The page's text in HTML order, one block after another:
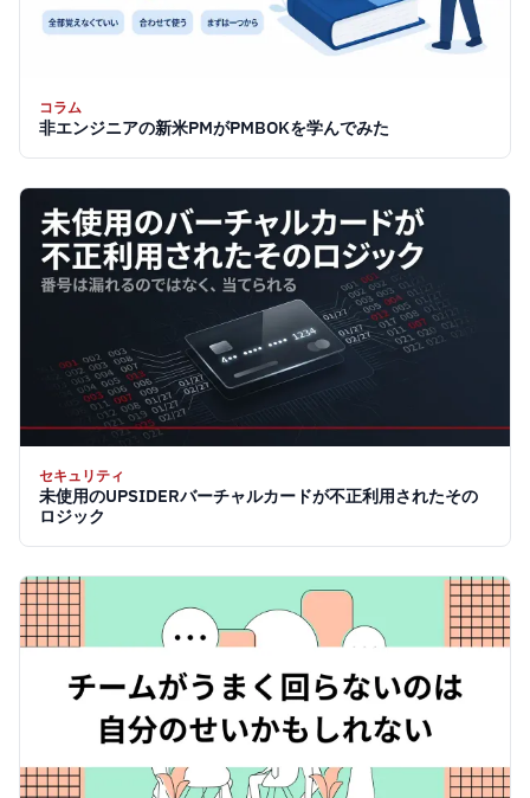
コラム
非エンジニアの新米PMがPMBOKを学んでみた
セキュリティ
未使用のUPSIDERバーチャルカードが不正利用されたその
ロジック